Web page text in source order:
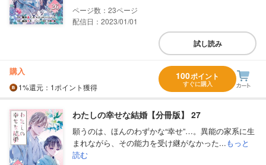
23
配信日：2023/01/01
試し読み
購入
1%還元 ：1ポイント獲得
100ポイント
すぐに購入
わたしの幸せな結婚【分冊版】 27
願うのは、ほんのわずかな“幸せ”…。異能の家系に生
まれながら、その能力を受け継がなかった...もっと
読む